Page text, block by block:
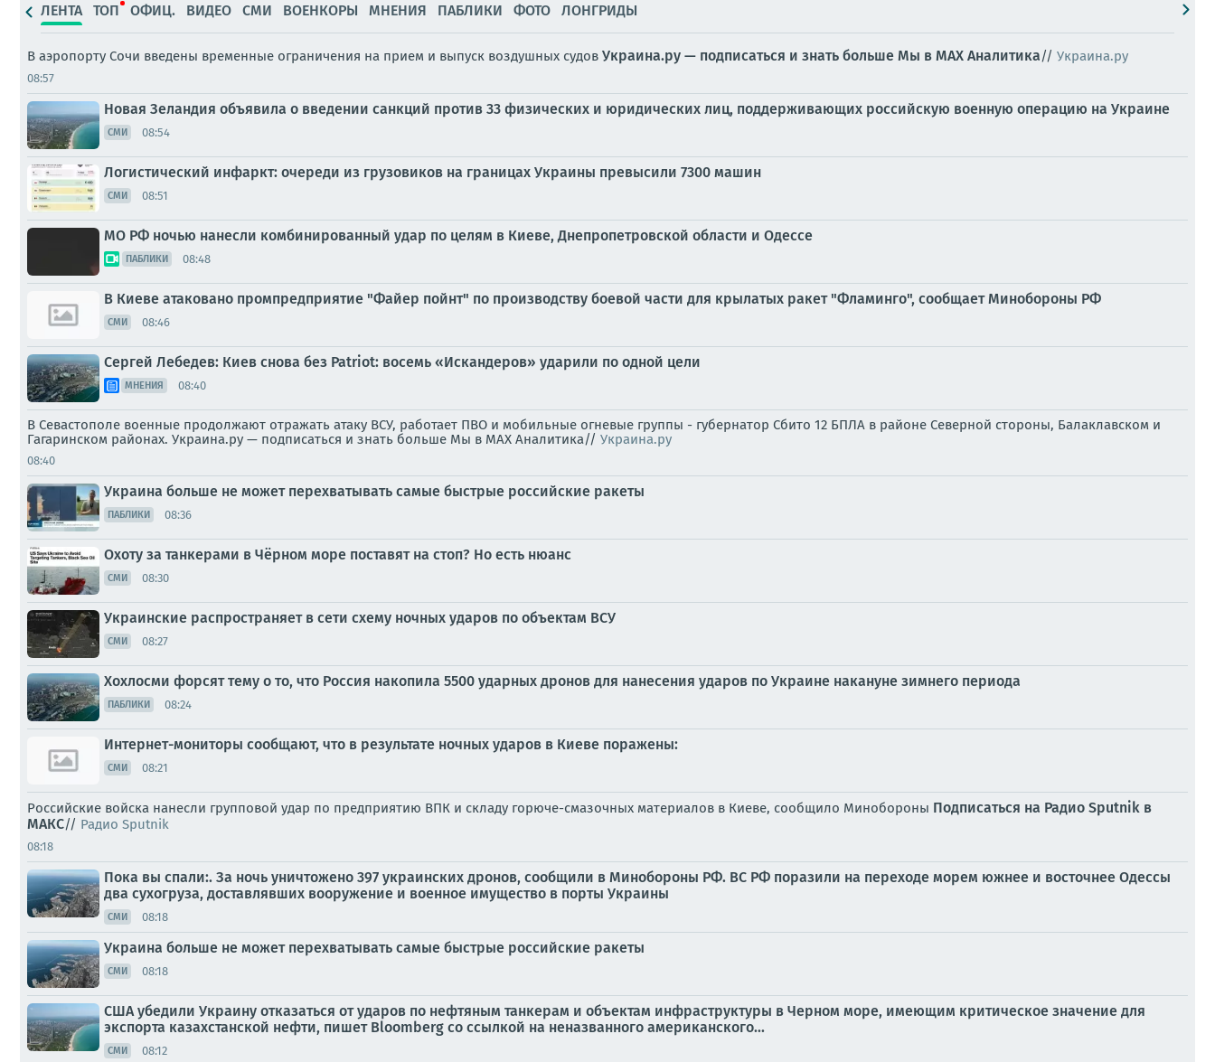
ЛЕНТА ТОП ОФИЦ. ВИДЕО СМИ ВОЕНКОРЫ МНЕНИЯ ПАБЛИКИ ФОТО ЛОНГРИДЫ
В аэропорту Сочи введены временные ограничения на прием и выпуск воздушных судов Украина.ру — подписаться и знать больше Мы в MAX Аналитика// Украина.ру
08:57
Новая Зеландия объявила о введении санкций против 33 физических и юридических лиц, поддерживающих российскую военную операцию на Украине
СМИ 08:54
Логистический инфаркт: очереди из грузовиков на границах Украины превысили 7300 машин
СМИ 08:51
МО РФ ночью нанесли комбинированный удар по целям в Киеве, Днепропетровской области и Одессе
ПАБЛИКИ 08:48
В Киеве атаковано промпредприятие "Файер пойнт" по производству боевой части для крылатых ракет "Фламинго", сообщает Минобороны РФ
СМИ 08:46
Сергей Лебедев: Киев снова без Patriot: восемь «Искандеров» ударили по одной цели
МНЕНИЯ 08:40
В Севастополе военные продолжают отражать атаку ВСУ, работает ПВО и мобильные огневые группы - губернатор Сбито 12 БПЛА в районе Северной стороны, Балаклавском и
Гагаринском районах. Украина.ру — подписаться и знать больше Мы в MAX Аналитика// Украина.ру
08:40
Украина больше не может перехватывать самые быстрые российские ракеты
ПАБЛИКИ 08:36
Охоту за танкерами в Чёрном море поставят на стоп? Но есть нюанс
СМИ 08:30
Украинские распространяет в сети схему ночных ударов по объектам ВСУ
СМИ 08:27
Хохлосми форсят тему о то, что Россия накопила 5500 ударных дронов для нанесения ударов по Украине накануне зимнего периода
ПАБЛИКИ 08:24
Интернет-мониторы сообщают, что в результате ночных ударов в Киеве поражены:
СМИ 08:21
Российские войска нанесли групповой удар по предприятию ВПК и складу горюче-смазочных материалов в Киеве, сообщило Минобороны Подписаться на Радио Sputnik в
МАКС// Радио Sputnik
08:18
Пока вы спали:. За ночь уничтожено 397 украинских дронов, сообщили в Минобороны РФ. ВС РФ поразили на переходе морем южнее и восточнее Одессы
два сухогруза, доставлявших вооружение и военное имущество в порты Украины
СМИ 08:18
Украина больше не может перехватывать самые быстрые российские ракеты
СМИ 08:18
США убедили Украину отказаться от ударов по нефтяным танкерам и объектам инфраструктуры в Черном море, имеющим критическое значение для
экспорта казахстанской нефти, пишет Bloomberg со ссылкой на неназванного американского...
СМИ 08:12